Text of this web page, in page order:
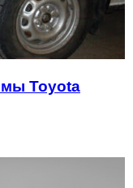
Toyota